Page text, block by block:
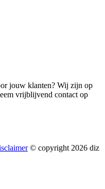
jouw klanten? Wij zijn op
vrijblijvend contact op
© copyright 2026 diz